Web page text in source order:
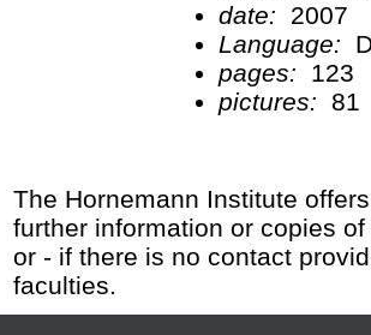
date:
2007
Language:
pages:
123
pictures:
81
The Hornemann Institute
further information or copies
or - if there is no contact
faculties.